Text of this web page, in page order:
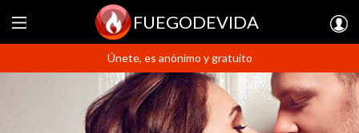
FUEGODEVIDA
Únete, es anónimo y gratuito